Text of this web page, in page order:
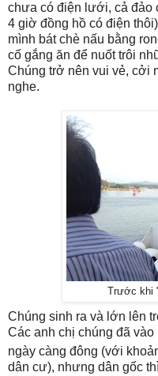
chưa có điện lưới, cả đảo
4 giờ đồng hồ có điện
mình bát chè nấu bằng
cố gắng ăn để nuốt trôi
Chúng trở nên vui vẻ, cởi
nghe.
Trước khi
Chúng sinh ra và lớn lên
Các anh chị chúng đã
ngày càng đông (với
dân cư), nhưng dân gốc